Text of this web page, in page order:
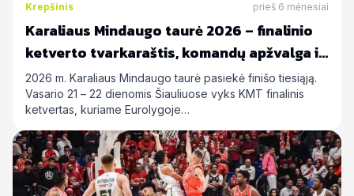
Krepšinis prieš 6 mėnesiai
Karaliaus Mindaugo taurė 2026 – finalinio
ketverto tvarkaraštis, komandų apžvalga ir
statymų prognozės
2026 m. Karaliaus Mindaugo taurė pasiekė finišo tiesiąją.
Vasario 21 – 22 dienomis Šiauliuose vyks KMT finalinis
ketvertas, kuriame Eurolygoje…